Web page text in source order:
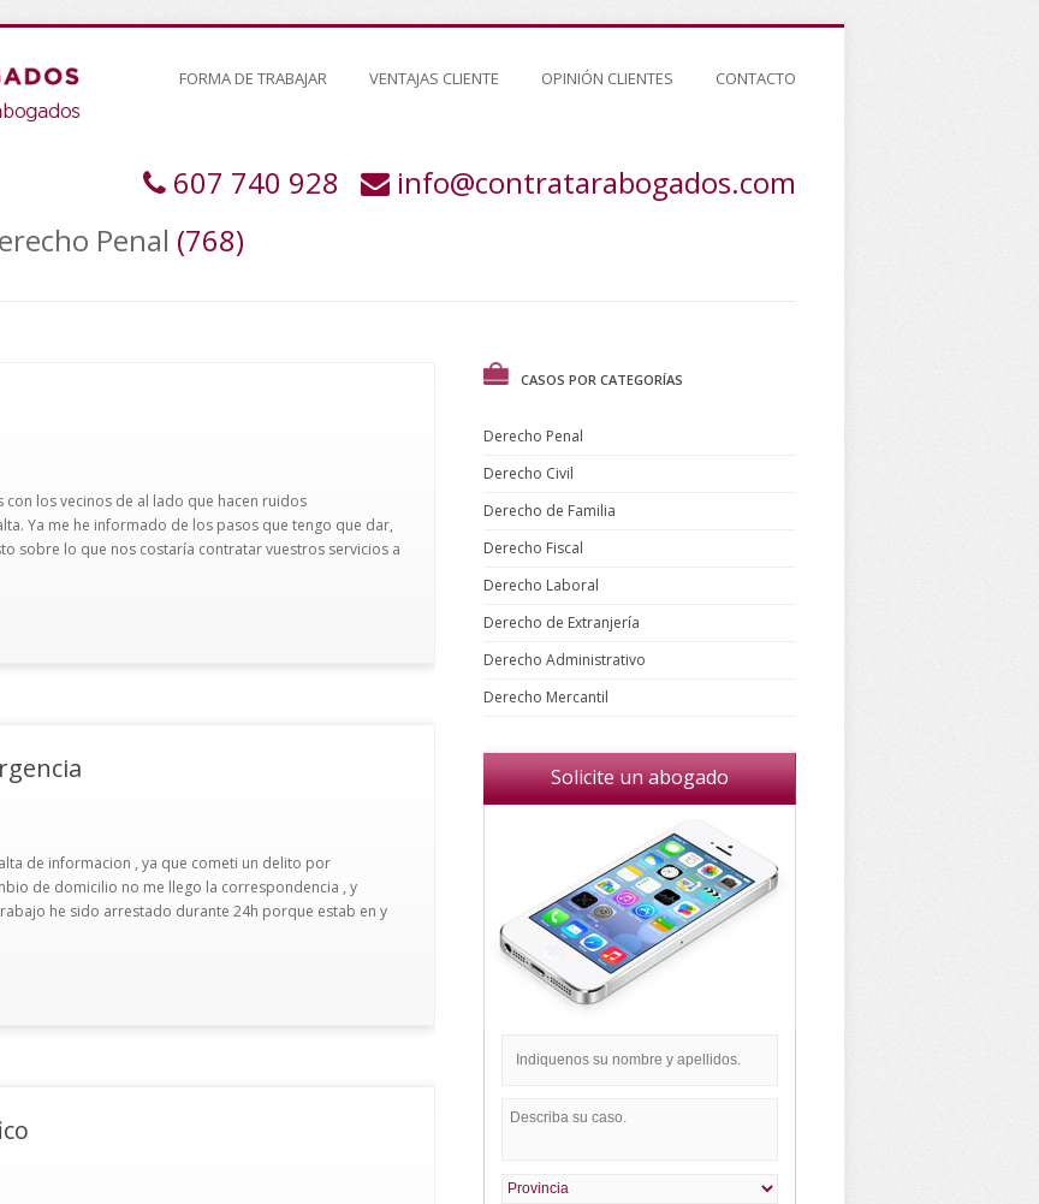
FORMA DE TRABAJAR VENTAJAS CLIENTE OPINIÓN CLIENTES CONTACTO
607 740 928
info@contratarabogados.com
Penal (768)
los vecinos de al lado que hacen ruidos
Ya me he informado de los pasos que tengo que dar,
sobre lo que nos costaría contratar vuestros servicios a
de informacion , ya que cometi un delito por
de domicilio no me llego la correspondencia , y
he sido arrestado durante 24h porque estab en y
CASOS POR CATEGORÍAS
Derecho Penal
Derecho Civil
Derecho de Familia
Derecho Fiscal
Derecho Laboral
Derecho de Extranjería
Derecho Administrativo
Derecho Mercantil
Solicite un abogado